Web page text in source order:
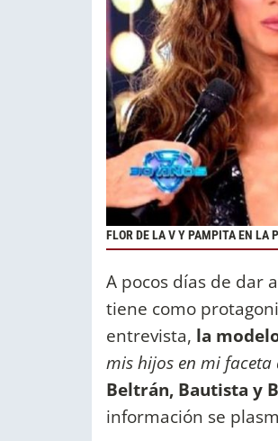
FLOR DE LA V Y PAMPITA EN LA
A pocos días de dar
tiene como
entrevista, la
mis hijos en mi faceta
Beltrán, Bautista y
información se